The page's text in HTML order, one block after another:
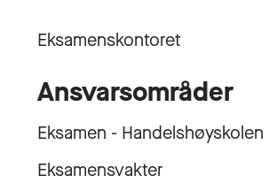
Eksamenskontoret
Ansvarsområder
Eksamen - Handelshøyskolen
Eksamensvakter